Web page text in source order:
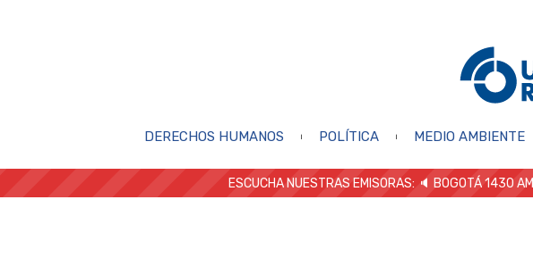
DERECHOS HUMANOS POLÍTICA MEDIO AMBIENTE
ESCUCHA NUESTRAS EMISORAS: 🔈 BOGOTÁ 1430 AM